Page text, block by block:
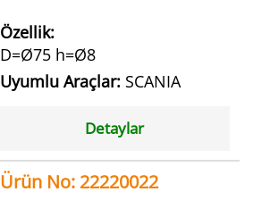
Özellik:
D=Ø75 h=Ø8
Uyumlu Araçlar: SCANIA
Detaylar
Ürün No: 22220022